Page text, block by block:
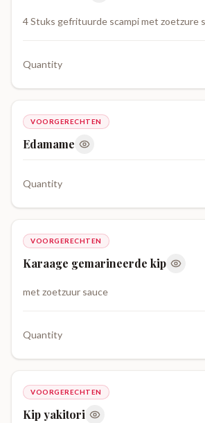
4 Stuks gefrituurde scampi met zoetzure
Quantity
VOORGERECHTEN
Edamame
Quantity
VOORGERECHTEN
Karaage gemarineerde kip
met zoetzuur sauce
Quantity
VOORGERECHTEN
Kip yakitori